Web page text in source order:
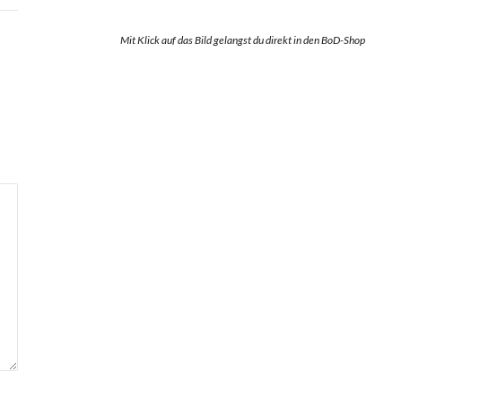
Mit Klick auf das Bild gelangst du direkt in den BoD-Shop